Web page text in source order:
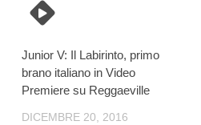
Junior V: Il Labirinto, primo
brano italiano in Video
Premiere su Reggaeville
DICEMBRE 20, 2016